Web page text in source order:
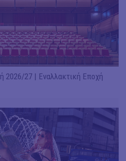
2026/27 | Εναλλακτική Εποχή